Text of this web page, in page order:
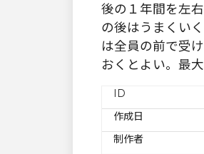
後の１年間を左
の後はうまくい
は全員の前で受
おくとよい。最
ID
作成日
制作者